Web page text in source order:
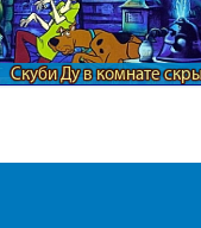
Скуби Ду в комнате